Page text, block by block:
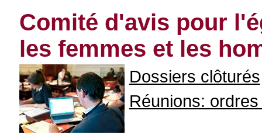
Comité d'avis pour
les femmes et les
Dossiers clôturés
Réunions: